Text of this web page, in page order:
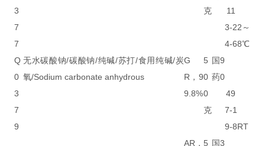
3
7
7
克
11
3-2
4-6
2～
8℃
Q
0
3
7
9
无水碳酸钠/碳酸钠/纯碱/苏打/食用纯碱/炭
氧/Sodium carbonate anhydrous
G
R，9
9.8%
5
0
0
克
国
药
9
0
49
7-1
9-8RT
AR， 5 国3